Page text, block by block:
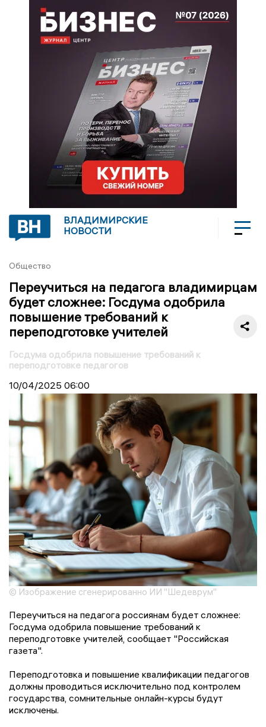
ВЛАДИМИРСКИЕ
НОВОСТИ
Общество
Переучиться на педагога владимирцам
будет сложнее: Госдума одобрила
повышение требований к
переподготовке учителей
Госдума одобрила повышение требований к
переподготовке педагогов
10/04/2025 06:00
© Изображение сгенерированно ИИ "Шедеврум"
Переучиться на педагога россиянам будет сложнее:
Госдума одобрила повышение требований к
переподготовке учителей, сообщает "Российская
газета".
Переподготовка и повышение квалификации педагогов
должны проводиться исключительно под контролем
государства, сомнительные онлайн-курсы будут
исключены.